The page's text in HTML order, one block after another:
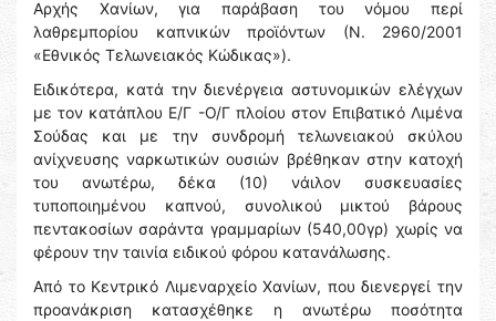
Αρχής Χανίων, για παράβαση του νόμου περί
λαθρεμπορίου καπνικών προϊόντων (Ν. 2960/2001
«Εθνικός Τελωνειακός Κώδικας»).
Ειδικότερα, κατά την διενέργεια αστυνομικών ελέγχων
με τον κατάπλου Ε/Γ -Ο/Γ πλοίου στον Επιβατικό Λιμένα
Σούδας και με την συνδρομή τελωνειακού σκύλου
ανίχνευσης ναρκωτικών ουσιών βρέθηκαν στην κατοχή
του ανωτέρω, δέκα (10) νάιλον συσκευασίες
τυποποιημένου καπνού, συνολικού μικτού βάρους
πεντακοσίων σαράντα γραμμαρίων (540,00γρ) χωρίς να
φέρουν την ταινία ειδικού φόρου κατανάλωσης.
Από το Κεντρικό Λιμεναρχείο Χανίων, που διενεργεί την
προανάκριση κατασχέθηκε η ανωτέρω ποσότητα